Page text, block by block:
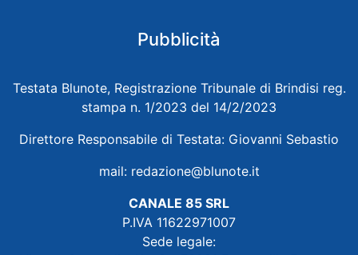
Pubblicità
Testata Blunote, Registrazione Tribunale di Brindisi reg.
stampa n. 1/2023 del 14/2/2023
Direttore Responsabile di Testata: Giovanni Sebastio
mail: redazione@blunote.it
CANALE 85 SRL
P.IVA 11622971007
Sede legale: